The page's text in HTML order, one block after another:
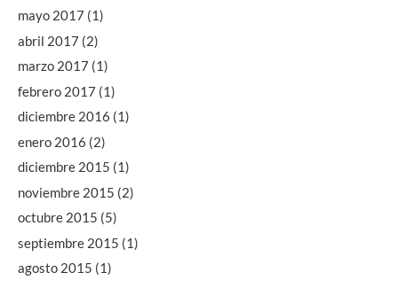
mayo 2017 (1)
abril 2017 (2)
marzo 2017 (1)
febrero 2017 (1)
diciembre 2016 (1)
enero 2016 (2)
diciembre 2015 (1)
noviembre 2015 (2)
octubre 2015 (5)
septiembre 2015 (1)
agosto 2015 (1)